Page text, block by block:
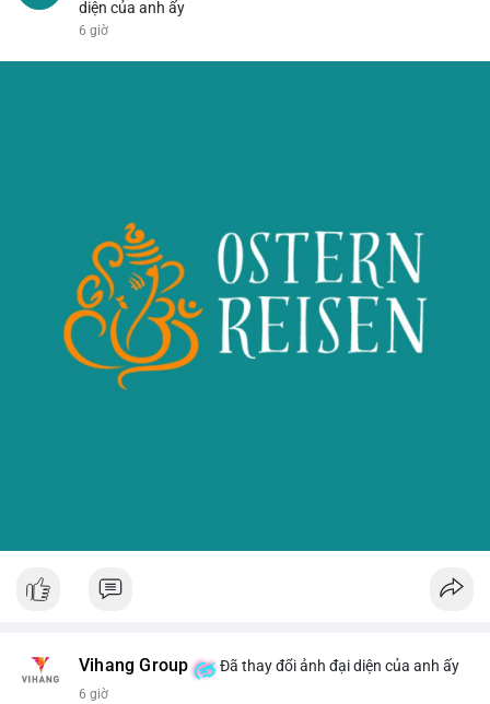
diện của anh ấy
6 giờ
Vihang Group Đã thay đổi ảnh đại diện của anh ấy
6 giờ